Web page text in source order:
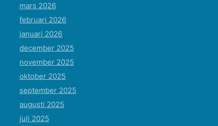
mars 2026
februari 2026
januari 2026
december 2025
november 2025
oktober 2025
september 2025
augusti 2025
juli 2025